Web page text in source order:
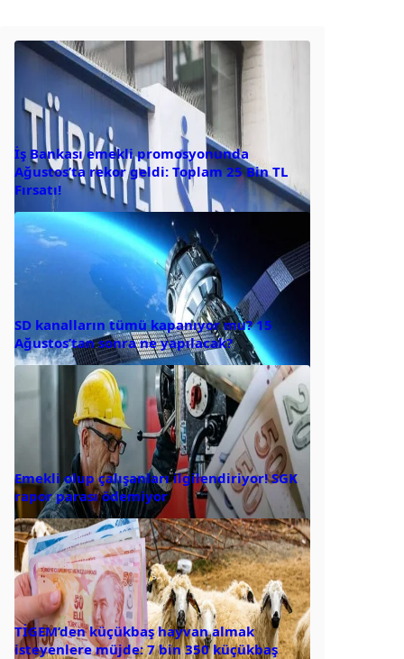
İş Bankası emekli promosyonunda
Ağustos’ta rekor geldi: Toplam 25 Bin TL
Fırsatı!
SD kanalların tümü kapanıyor mu? 15
Ağustos’tan sonra ne yapılacak?
Emekli olup çalışanları ilgilendiriyor! SGK
rapor parası ödemiyor
TİGEM’den küçükbaş hayvan almak
isteyenlere müjde: 7 bin 350 küçükbaş